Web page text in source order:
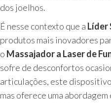
dos joelhos.
É nesse contexto que a Líder
produtos mais inovadores
o Massajador a Laser de
sofre de desconfortos
articulações, este
mas oferece uma